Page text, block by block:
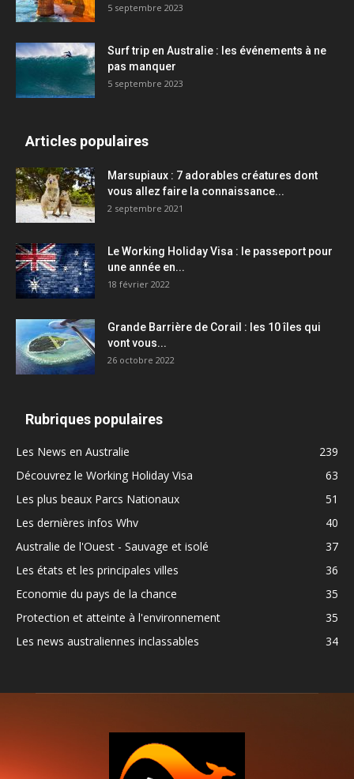
5 septembre 2023
Surf trip en Australie : les événements à ne
pas manquer
5 septembre 2023
Articles populaires
Marsupiaux : 7 adorables créatures dont
vous allez faire la connaissance...
2 septembre 2021
Le Working Holiday Visa : le passeport pour
une année en...
18 février 2022
Grande Barrière de Corail : les 10 îles qui
vont vous...
26 octobre 2022
Rubriques populaires
Les News en Australie
239
Découvrez le Working Holiday Visa
63
Les plus beaux Parcs Nationaux
51
Les dernières infos Whv
40
Australie de l'Ouest - Sauvage et isolé
37
Les états et les principales villes
36
Economie du pays de la chance
35
Protection et atteinte à l'environnement
35
Les news australiennes inclassables
34